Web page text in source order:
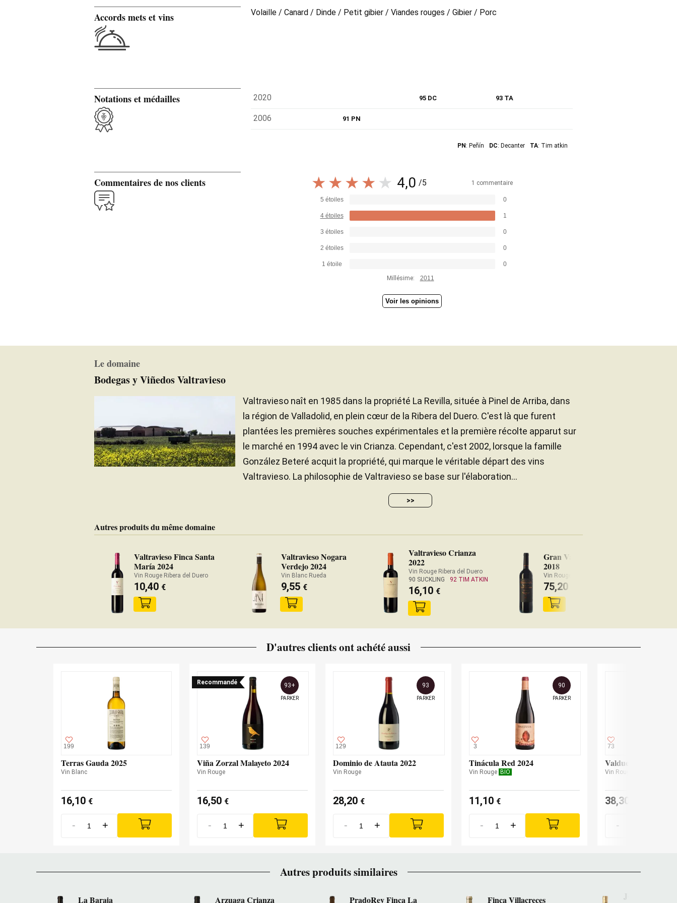
Accords mets et vins Volaille / Canard / Dinde / Petit gibier / Viandes rouges / Gibier / Porc
Notations et médailles 2020 95 DC 93 TA
2006 91 PN
PN : Peñín DC: Decanter TA: Tim atkin
Commentaires de nos clients 4,0 /5 1 commentaire
5 étoiles 0
4 étoiles 1
3 étoiles 0
2 étoiles 0
1 étoile
0
Millésime:
2011
Voir les opinions
Le domaine
Bodegas y Viñedos Valtravieso
Valtravieso naît en 1985 dans la propriété La Revilla, située à Pinel de Arriba, dans
la région de Valladolid, en plein cœur de la Ribera del Duero. C'est là que furent
plantées les premières souches expérimentales et la première récolte apparut sur
le marché en 1994 avec le vin Crianza. Cependant, c'est 2002, lorsque la famille
González Beteré acquit la propriété, qui marque le véritable départ des vins
Valtravieso. La philosophie de Valtravieso se base sur l'élaboration...
>>
Autres produits du même domaine
Valtravieso Finca Santa
María 2024
Vin Rouge Ribera del Duero
10,40 €
Valtravieso Nogara
Verdejo 2024
Vin Blanc Rueda
9,55 €
Valtravieso Crianza
2022
Vin Rouge Ribera del Duero
90 SUCKLING
92 TIM ATKIN
16,10 €
Gran Valtravieso
2018
Vin Rouge Ribera del Duero
75,20
D'autres clients ont achété aussi
199
Terras Gauda 2025
Vin Blanc
16,10 €
- +
Recommandé
139
93+
PARKER
Viña Zorzal Malayeto 2024
Vin Rouge
16,50 €
- +
129
93
PARKER
Dominio de Atauta 2022
Vin Rouge
28,20 €
- +
3
90
PARKER
Tinácula Red 2024
Vin Rouge BIO
11,10 €
- +
73
Valduero Una Cepa
Vin Rouge
38,30
-
Autres produits similaires
La Baraja Arzuaga Crianza PradoRey Finca La Finca Villacreces